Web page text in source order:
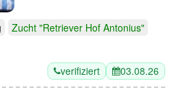
Zucht "Retriever Hof Antonius"
verifiziert 03.08.26